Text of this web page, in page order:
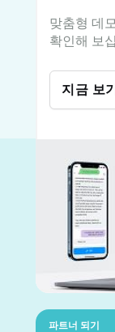
맞춤형 데
확인해 보
지금 보
파트너 되기